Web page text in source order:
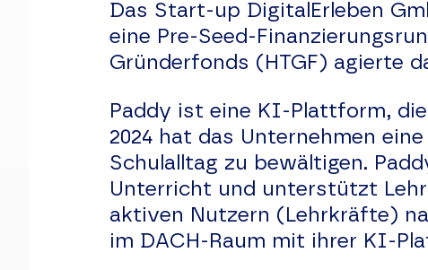
Das Start-up DigitalErleben
eine Pre-Seed-
Gründerfonds (HTGF) agierte
Paddy ist eine KI-Plattform,
2024 hat das Unternehmen
Schulalltag zu bewältigen.
Unterricht und unterstützt
aktiven Nutzern (Lehrkräfte)
im DACH-Raum mit ihrer KI-